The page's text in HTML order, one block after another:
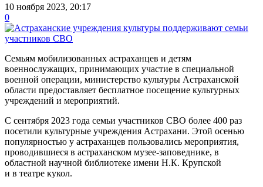
10 ноября 2023, 20:17
0
Семьям мобилизованных астраханцев и детям
военнослужащих, принимающих участие в специальной
военной операции, министерство культуры Астраханской
области предоставляет бесплатное посещение культурных
учреждений и мероприятий.
С сентября 2023 года семьи участников СВО более 400 раз
посетили культурные учреждения Астрахани. Этой осенью
популярностью у астраханцев пользовались мероприятия,
проводившиеся в астраханском музее-заповеднике, в
областной научной библиотеке имени Н.К. Крупской
и в театре кукол.